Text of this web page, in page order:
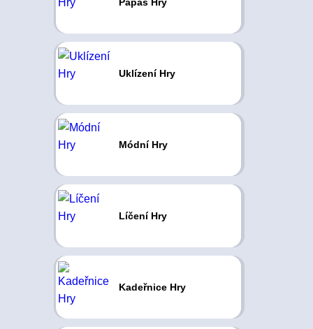
Uklízení Hry
Módní Hry
Líčení Hry
Kadeřnice Hry